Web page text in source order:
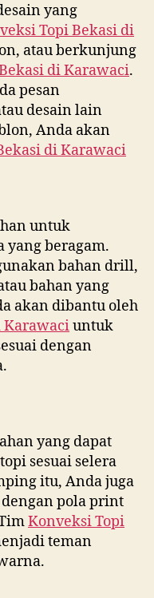
yang
Topi Bekasi di
atau berkunjung
diKarawaci.
pesan
desain lain
Anda akan
diKarawaci
untuk
yang beragam.
bahan drill,
bahan yang
akan dibantu oleh
Karawaciuntuk
dengan
yang dapat
sesuai selera
itu, Anda juga
pola print
Konveksi Topi
teman